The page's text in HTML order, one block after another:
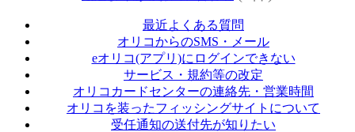
最近よくある質問
オリコからのSMS・メール
eオリコ(アプリ)にログインできない
サービス・規約等の改定
オリコカードセンターの連絡先・営業時間
オリコを装ったフィッシングサイトについて
受任通知の送付先が知りたい